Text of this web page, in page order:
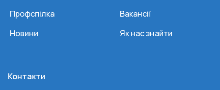
Профспілка
Вакансії
Новини
Як нас знайти
Контакти